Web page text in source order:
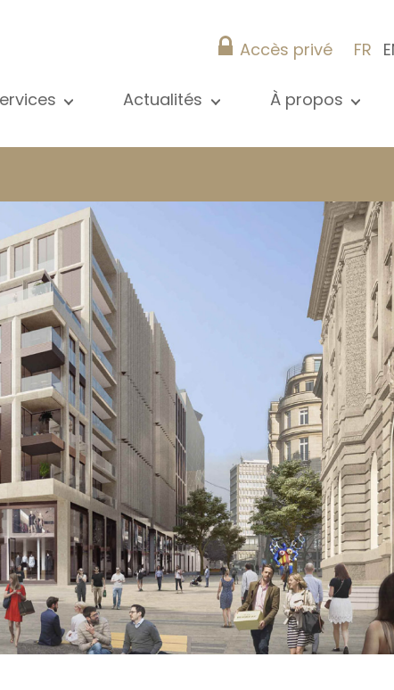
Accès privé FR
Recherche
Accès privé
Gestion locative
Gérance d'immeubles / syndic
Actualités
À propos
Conseils
Carrière